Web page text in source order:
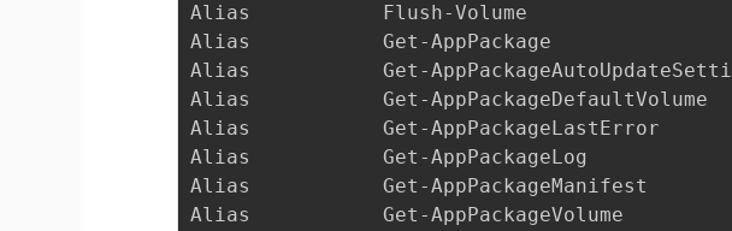
Alias
Alias           Get-
Alias           Get-
Alias           Get-
Alias           Get-
Alias           Get-
Alias           Get-
Alias           Get-